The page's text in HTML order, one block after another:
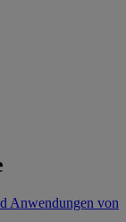
Anwendungen von